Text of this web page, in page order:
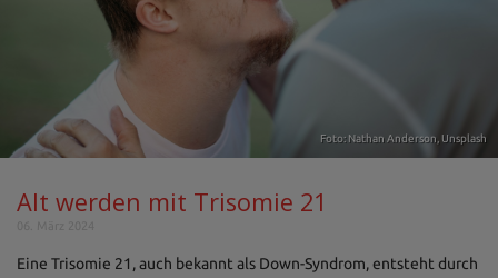
Foto:Nathan Anderson Unsplash
Alt werden mit Trisomie 21
Eine Trisomie 21, auch bekannt als Down-Syndrom, entsteht durch